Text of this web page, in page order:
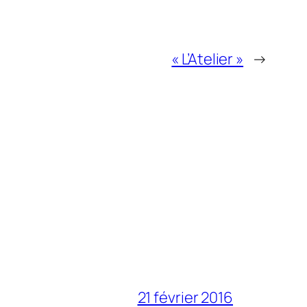
« L’Atelier » →
21 février 2016